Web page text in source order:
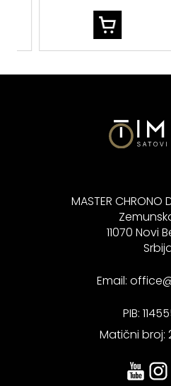
MASTER CHRONO
11070 Novi
Email:
PIB:
Matični broj: